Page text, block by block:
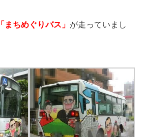
「まちめぐりバス」 が走っていまし